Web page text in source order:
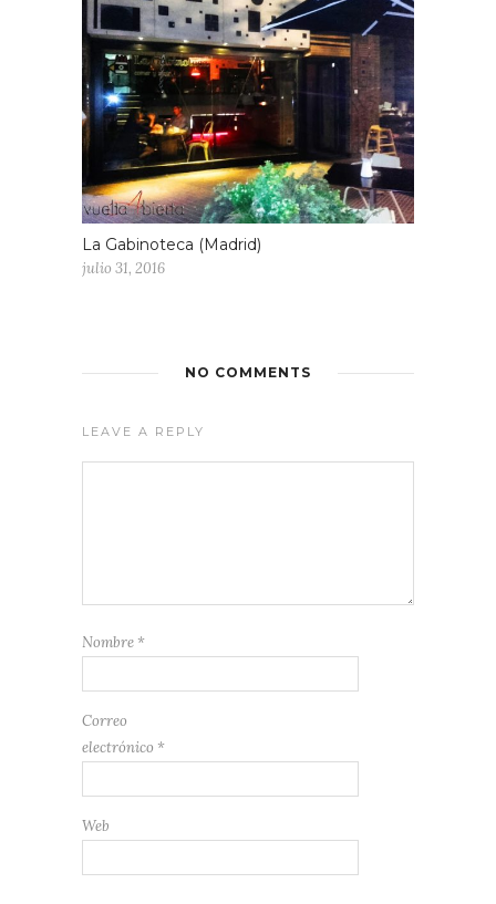
La Gabinoteca (Madrid)
julio 31, 2016
NO COMMENTS
LEAVE A REPLY
Nombre *
Correo
electrónico *
Web